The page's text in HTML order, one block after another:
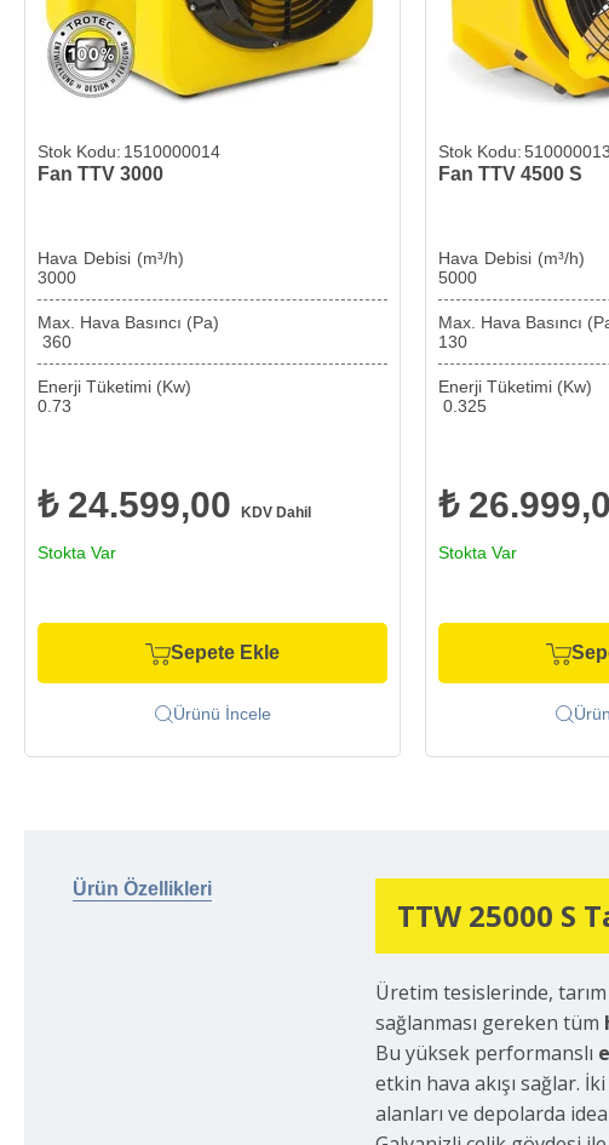
1510000014
Fan TTV 3000
Hava Debisi (m³/h)
3000
Max. Hava Basıncı (Pa)
360
Enerji Tüketimi (Kw)
0.73
₺ 24.599,00 KDV Dahil
Stokta Var
Sepete Ekle
Ürünü İncele
510000013
Fan TTV 4500 S
Hava
5000
Max. Hava
130
Enerji
0.325
₺
Stokta Var
Ürün Özellikleri
TTW 25000 S
Üretim tesislerinde,
sağlanması gereken tüm
Bu yüksek performanslı
etkin hava akışı sağlar.
alanları ve depolarda